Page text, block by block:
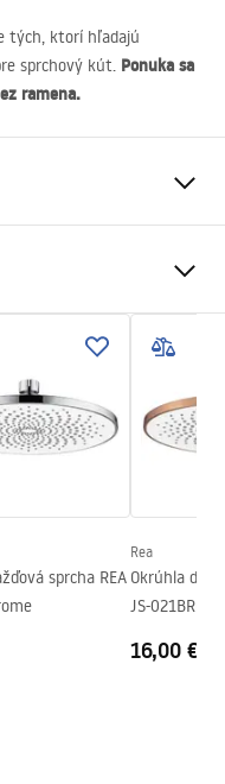
tých, ktorí hľadajú
sprchový kút. Ponuka sa
ramena.
mm
sprcha REA
Rea
Okrúhla
JS-021BRG
16,00 €